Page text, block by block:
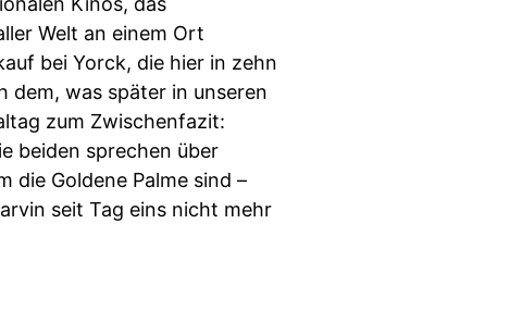
Welt an einem Ort
bei Yorck, die hier in zehn
dem, was später in unseren
zum Zwischenfazit:
beiden sprechen über
die Goldene Palme sind –
seit Tag eins nicht mehr